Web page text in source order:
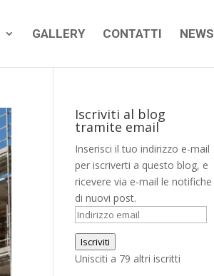
GALLERY CONTATTI NEWS
Iscriviti al blog
tramite email
Inserisci il tuo indirizzo e-mail
per iscriverti a questo blog, e
ricevere via e-mail le notifiche
di nuovi post.
Indirizzo
email
Iscriviti
Unisciti a 79 altri iscritti